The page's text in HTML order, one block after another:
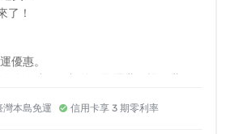
所有的贊助支持者。
含有大豆及其製品，使用原料與含
共線生產。
控因素，若遇突發狀況，將通知贊
了！
優惠。
灣本島免運 信用卡享 3 期零利率